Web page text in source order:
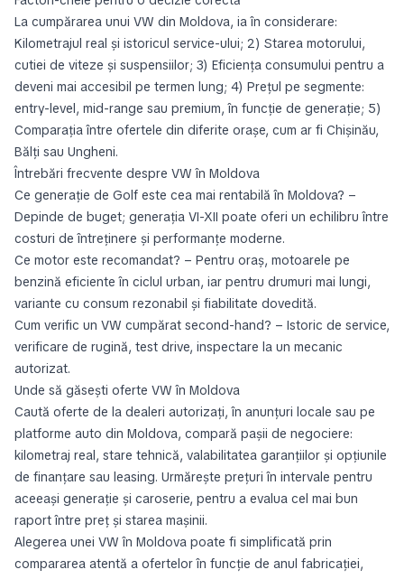
121
Caddy 54 Golf GTI 37 Transporter 36 Touran 32
Touareg 22 Crafter 19 Polo 15 Passat CC 14
10 7 Golf R Atlas
e Golf 7 Sharan 6 Golf Plus 5 Beetle 4
Caravelle 4
Golf Sportsvan T-Roc
Scirocco 1 Fox 1 Eos 1 Routan 1 up! 1
Lavida 1 Taos 1
Cauti o mașină Volkswagen în Moldova? Indiferent dacă vrei un
hatchback compact, un sedan solid sau un SUV versatil, acest
ghid te ajută să iei o decizie informată. Vom analiza aspecte
esențiale precum generațiile populare VW, alegerea motorului
potrivit, tipul de caroserie și cum să gestionezi bugetul în
funcție de marcă, model și anul de fabricație. În Moldova,
ofertele pentru VW pot varia în funcție de oraș, de la Chișinău
la localități mai mici, iar tu poți compara prețuri, kilometraje și
starea generală a vehiculului înainte de achiziție.
Alegerea modelelor VW potrivite în Moldova
VW este cunoscut pentru o gamă variată de modele, de la Polo
și Golf la Passat, Octavia sau Tiguan. Alegerea modelului